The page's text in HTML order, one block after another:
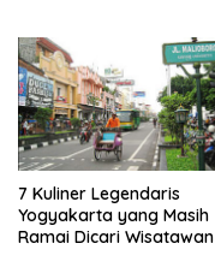
7 Kuliner Legendaris
Yogyakarta yang Masih
Ramai Dicari Wisatawan